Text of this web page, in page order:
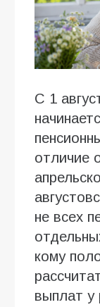
С 1
отличие
не всех
кому
выплат у